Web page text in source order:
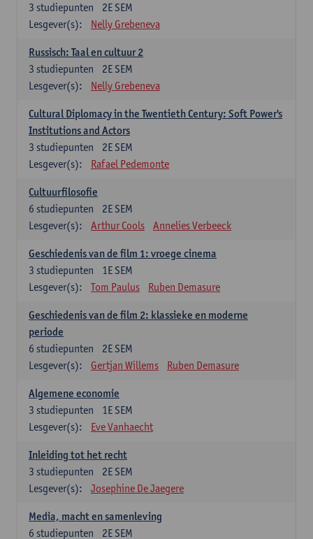
2E SEM
3 studiepunten
Lesgever(s):
Nelly Grebeneva
Russisch: Taal en cultuur 2
2E SEM
3 studiepunten
Lesgever(s):
Nelly Grebeneva
Cultural Diplomacy in the Twentieth Century: Soft Power's
Institutions and Actors
2E SEM
3 studiepunten
Lesgever(s):
Rafael Pedemonte
Cultuurfilosofie
2E SEM
6 studiepunten
Lesgever(s):
Arthur Cools Annelies Verbeeck
Geschiedenis van de film 1: vroege cinema
1E SEM
3 studiepunten
Lesgever(s):
Tom Paulus Ruben Demasure
Geschiedenis van de film 2: klassieke en moderne
periode
2E SEM
6 studiepunten
Lesgever(s):
Gertjan Willems Ruben Demasure
Algemene economie
1E SEM
3 studiepunten
Lesgever(s):
Eve Vanhaecht
Inleiding tot het recht
2E SEM
3 studiepunten
Lesgever(s):
Josephine De Jaegere
Media, macht en samenleving
2E SEM
6 studiepunten